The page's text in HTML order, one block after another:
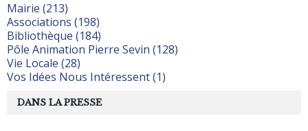
Mairie (213)
Associations (198)
Bibliothèque (184)
Pôle Animation Pierre Sevin (128)
Vie Locale (28)
Vos Idées Nous Intéressent (1)
DANS LA PRESSE